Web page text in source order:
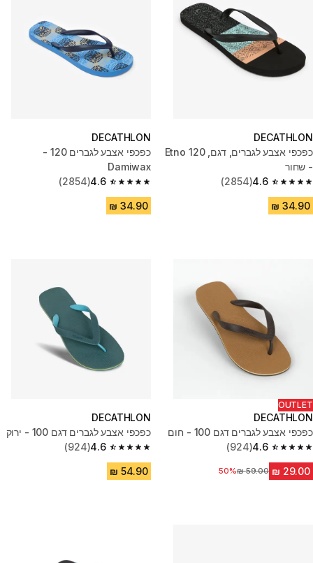
DECATHLON
כפכפי אצבע לגברים, דגם, 120 Etno
- שחור
4.6
4.6 out of 5 stars from 2854 reviews
(2854)
DECATHLON
כפכפי אצבע לגברים 120 -
Damiwax
4.6
4.6 out of 5 stars from 2854 reviews
(2854)
OUTLET
DECATHLON
כפכפי אצבע לגברים דגם 100 - חום
4.6
4.6 out of 5 stars from 924 reviews
(924)
מחיר לפני הנחה‏59.00 ₪
50%
DECATHLON
כפכפי אצבע לגברים דגם 100 - ירוק
4.6
4.6 out of 5 stars from 924 reviews
(924)